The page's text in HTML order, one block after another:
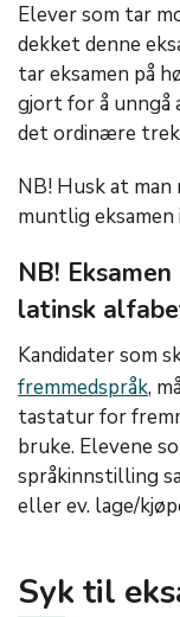
Elever som tar
dekket denne
tar eksamen på
gjort for å unngå
det ordinære
NB! Husk at man
muntlig eksamen
NB!
latinsk
Kandidater som
fremmedspråk,
tastatur for
bruke. Elevene
språkinnstilling
eller ev. lage/
Syk til